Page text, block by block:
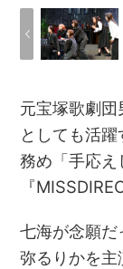
元宝塚歌劇団
としても活
務め「手応え
『
七海が念願
弥るりかを